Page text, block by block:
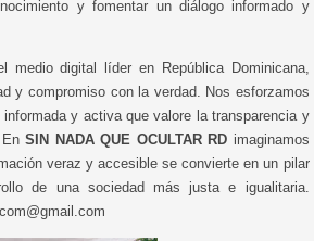
y fomentar un diálogo informado y
medio digital líder en República Dominicana,
y compromiso con la verdad. Nos esforzamos
y activa que valore la transparencia y
EnSIN NADA QUE OCULTAR RD imaginamos
veraz y accesible se convierte en un pilar
de una sociedad más justa e igualitaria.